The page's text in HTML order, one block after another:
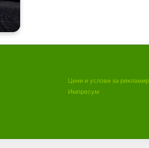
Цени и услови за
Импресум